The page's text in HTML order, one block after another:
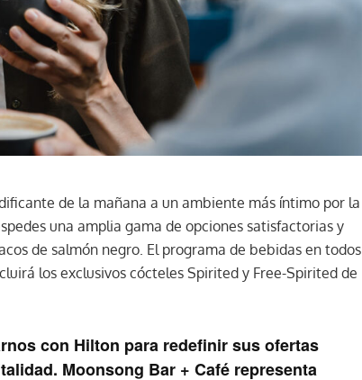
de la mañana a un ambiente más íntimo por la
una amplia gama de opciones satisfactorias y
de salmón negro. El programa de bebidas en todos
los exclusivos cócteles Spirited y Free-Spirited de
con Hilton para redefinir sus ofertas
Moonsong Bar + Café representa